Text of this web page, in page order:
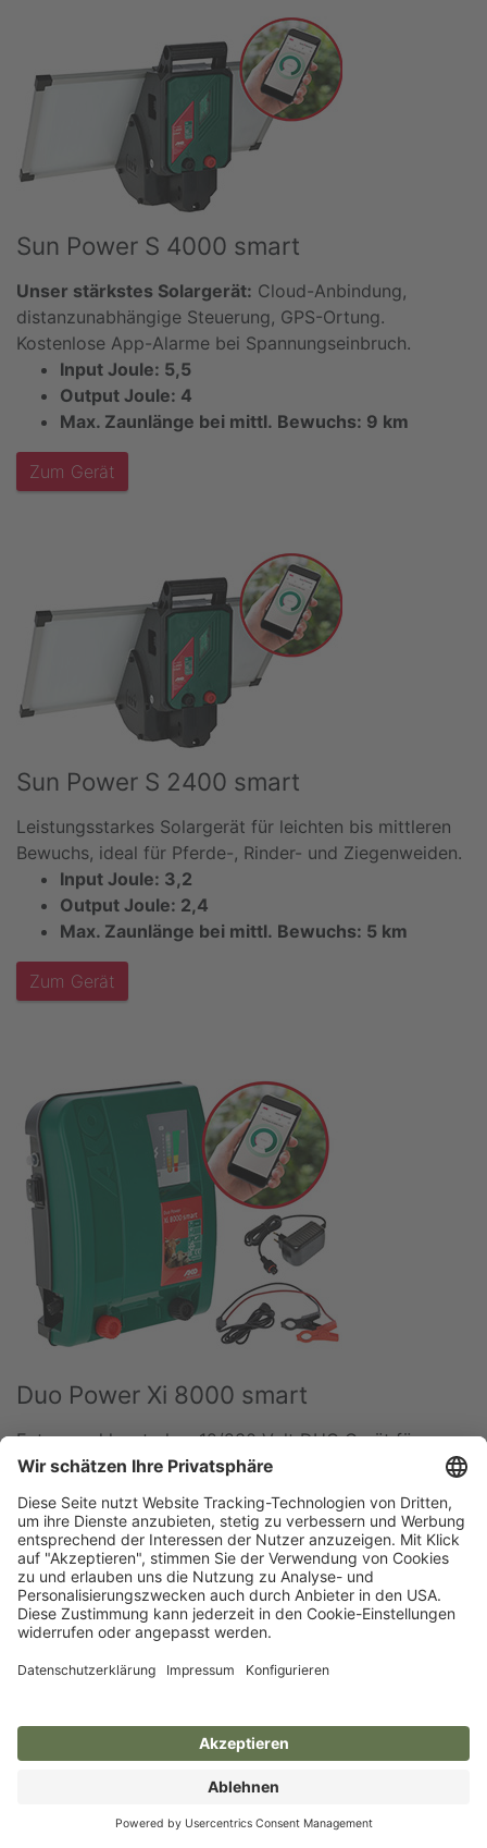
Sun Power S 4000 smart
Unser stärkstes Solargerät: Cloud-Anbindung,
distanzunabhängige Steuerung, GPS-Ortung.
Kostenlose App-Alarme bei Spannungseinbruch.
Input Joule: 5,5
Output Joule: 4
Max. Zaunlänge bei mittl. Bewuchs: 9 km
Zum Gerät
Sun Power S 2400 smart
Leistungsstarkes Solargerät für leichten bis mittleren
Bewuchs, ideal für Pferde-, Rinder- und Ziegenweiden.
Input Joule: 3,2
Output Joule: 2,4
Max. Zaunlänge bei mittl. Bewuchs: 5 km
Zum Gerät
Duo Power Xi 8000 smart
Extrem schlagstarkes 12/230 Volt DUO Gerät für
anspruchsvolle Einsätze. Ideal für Bullen und
Wildabwehr.
Input Joule: 12
Output Joule: 8
Max. Zaunlänge bei
mittl.Bewuchs: 17 km
Zum Gerät